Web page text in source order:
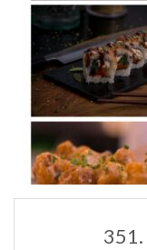
351.